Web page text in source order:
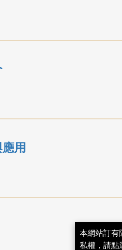
用
本網站訂有
私權，請點